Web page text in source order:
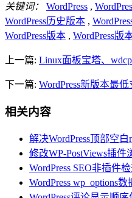
关键词： WordPress ,
WordPress历史版本 ,
WordPress版本 , WordPress版
上一篇: Linux面板宝塔、
下一篇: WordPress新版本最
相关内容
解决WordPress顶部空白
修改WP-PostViews插
WordPress SEO非插件
WordPress wp_options